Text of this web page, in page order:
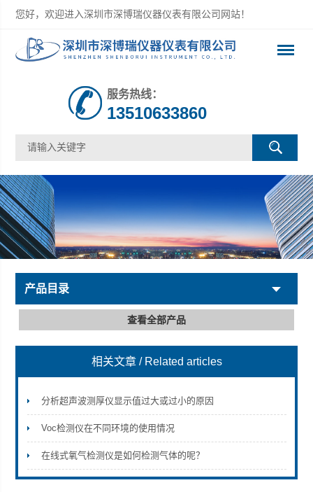
您好，欢迎进入深圳市深博瑞仪器仪表有限公司网站！
深圳市深博瑞仪器仪表有限公司
服务热线：
13510633860
产品目录
查看全部产品
相关文章 / Related articles
分析超声波测厚仪显示值过大或过小的原因
Voc检测仪在不同环境的使用情况
在线式氧气检测仪是如何检测气体的呢？